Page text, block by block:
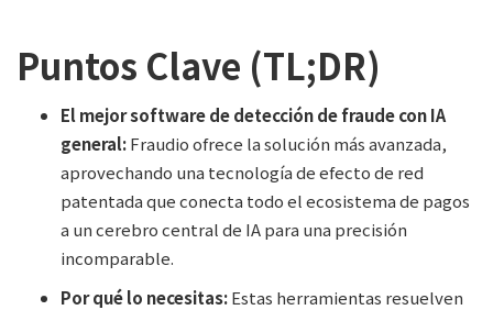
Puntos Clave (TL;DR)
El mejor software de detección de fraude con IA
general:Fraudio ofrece la solución más avanzada,
aprovechando una tecnología de efecto de red
patentada que conecta todo el ecosistema de pagos
a un cerebro central de IA para una precisión
incomparable.
Por qué lo necesitas:Estas herramientas resuelven